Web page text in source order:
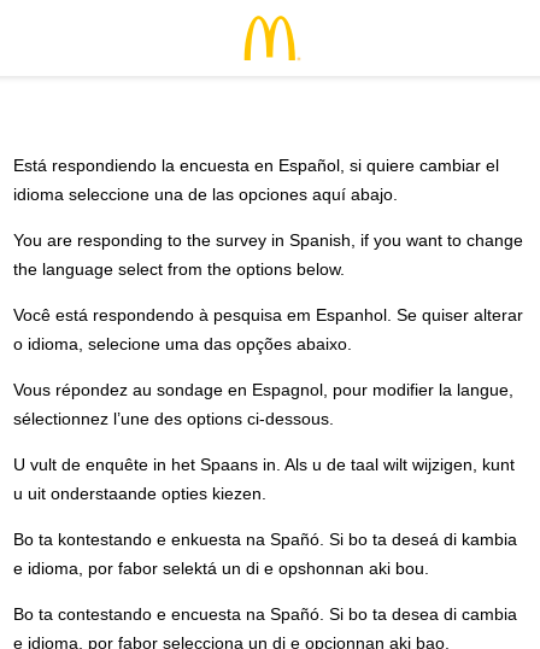
Está respondiendo la encuesta en Español, si quiere cambiar el
idioma seleccione una de las opciones aquí abajo.
You are responding to the survey in Spanish, if you want to change
the language select from the options below.
Você está respondendo à pesquisa em Espanhol. Se quiser alterar
o idioma, selecione uma das opções abaixo.
Vous répondez au sondage en Espagnol, pour modifier la langue,
sélectionnez l’une des options ci-dessous.
U vult de enquête in het Spaans in. Als u de taal wilt wijzigen, kunt
u uit onderstaande opties kiezen.
Bo ta kontestando e enkuesta na Spañó. Si bo ta deseá di kambia
e idioma, por fabor selektá un di e opshonnan aki bou.
Bo ta contestando e encuesta na Spañó. Si bo ta desea di cambia
e idioma, por fabor selecciona un di e opcionnan aki bao.